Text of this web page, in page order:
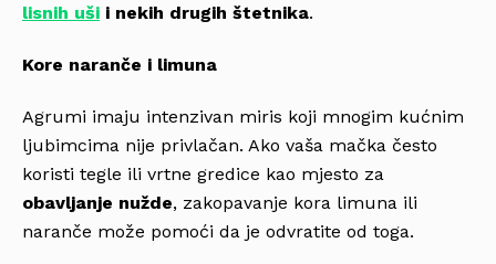
lisnih uši i nekih drugih štetnika.
Kore naranče i limuna
Agrumi imaju intenzivan miris koji mnogim kućnim
ljubimcima nije privlačan. Ako vaša mačka često
koristi tegle ili vrtne gredice kao mjesto za
obavljanje nužde, zakopavanje kora limuna ili
naranče može pomoći da je odvratite od toga.